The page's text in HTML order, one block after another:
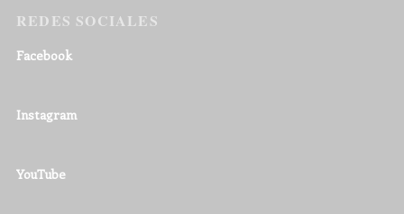
REDES SOCIALES
Facebook
Instagram
YouTube